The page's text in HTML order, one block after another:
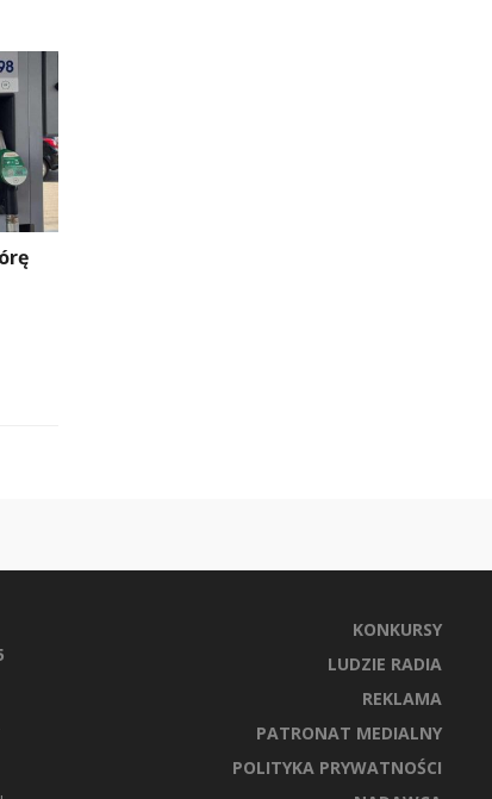
KONKURSY
LUDZIE RADIA
REKLAMA
PATRONAT MEDIALNY
POLITYKA PRYWATNOŚCI